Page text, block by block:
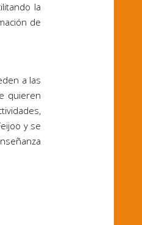
la
de
a las
quieren
y se